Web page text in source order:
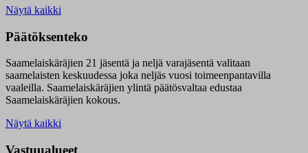
Näytä kaikki
Päätöksenteko
Saamelaiskäräjien 21 jäsentä ja neljä varajäsentä valitaan
saamelaisten keskuudessa joka neljäs vuosi toimeenpantavilla
vaaleilla. Saamelaiskäräjien ylintä päätösvaltaa edustaa
Saamelaiskäräjien kokous.
Näytä kaikki
Vastuualueet